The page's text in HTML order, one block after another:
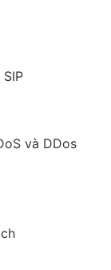
và DDos